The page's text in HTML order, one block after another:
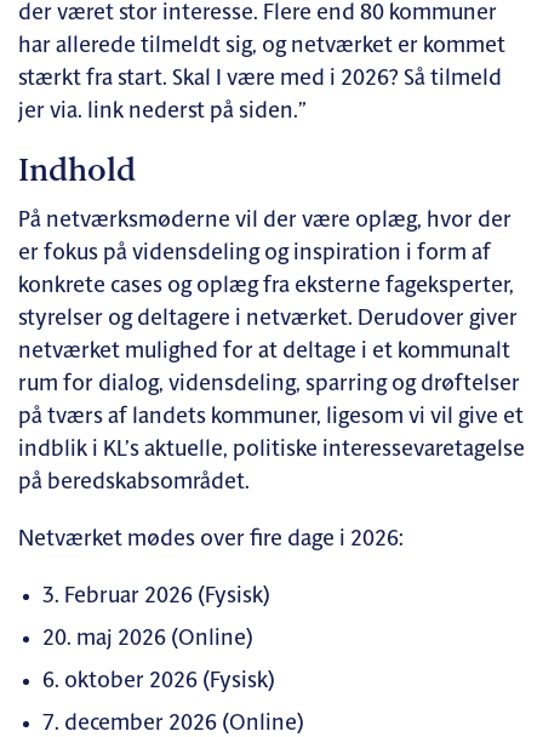
der været stor interesse. Flere end 80 kommuner
har allerede tilmeldt sig, og netværket er kommet
stærkt fra start. Skal I være med i 2026? Så tilmeld
jer via. link nederst på siden.”
Indhold
På netværksmøderne vil der være oplæg, hvor der
er fokus på vidensdeling og inspiration i form af
konkrete cases og oplæg fra eksterne fageksperter,
styrelser og deltagere i netværket. Derudover giver
netværket mulighed for at deltage i et kommunalt
rum for dialog, vidensdeling, sparring og drøftelser
på tværs af landets kommuner, ligesom vi vil give et
indblik i KL’s aktuelle, politiske interessevaretagelse
på beredskabsområdet.
Netværket mødes over fire dage i 2026:
3. Februar 2026 (Fysisk)
20. maj 2026 (Online)
6. oktober 2026 (Fysisk)
7. december 2026 (Online)